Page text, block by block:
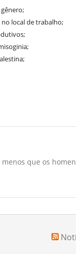
local de trabalho;
que os